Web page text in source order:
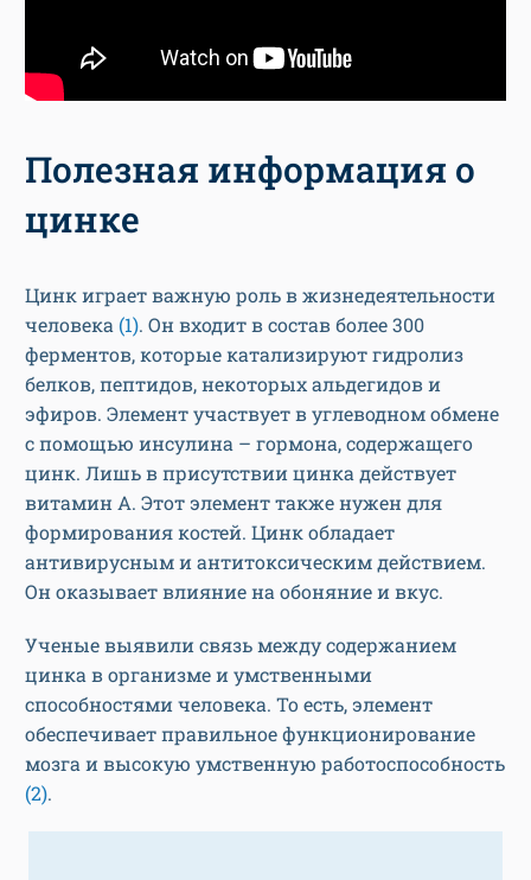
Полезная информация о
цинке
Цинк играет важную роль в жизнедеятельности
человека (1). Он входит в состав более 300
ферментов, которые катализируют гидролиз
белков, пептидов, некоторых альдегидов и
эфиров. Элемент участвует в углеводном обмене
с помощью инсулина – гормона, содержащего
цинк. Лишь в присутствии цинка действует
витамин А. Этот элемент также нужен для
формирования костей. Цинк обладает
антивирусным и антитоксическим действием.
Он оказывает влияние на обоняние и вкус.
Ученые выявили связь между содержанием
цинка в организме и умственными
способностями человека. То есть, элемент
обеспечивает правильное функционирование
мозга и высокую умственную работоспособность
(2).